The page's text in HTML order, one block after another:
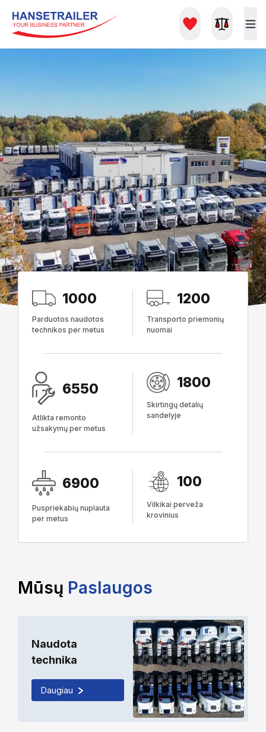
1000
Parduotos naudotos
technikos per metus
1200
Transporto priemonių
nuomai
6550
Atlikta remonto
užsakymų per metus
1800
Skirtingų detalių
sandelyje
6900
Puspriekabių nuplauta
per metus
100
Vilkikai perveža
krovinius
Mūsų Paslaugos
Naudota
technika
Daugiau